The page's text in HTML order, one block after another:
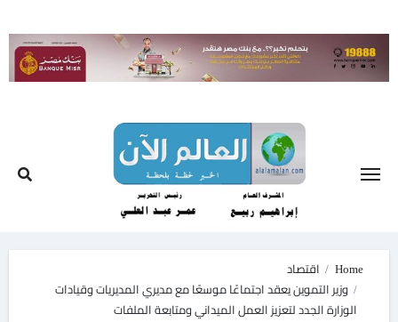
to
content
Home
اقتصاد
وزير التموين يعقد اجتماعًا موسعًا مع مديري المديريات وقيادات
الوزارة الجدد لتعزيز العمل الميداني ومتابعة الملفات